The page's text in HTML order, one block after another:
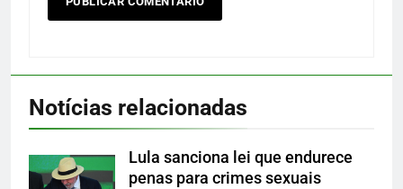
Notícias relacionadas
Lula sanciona lei que endurece
penas para crimes sexuais